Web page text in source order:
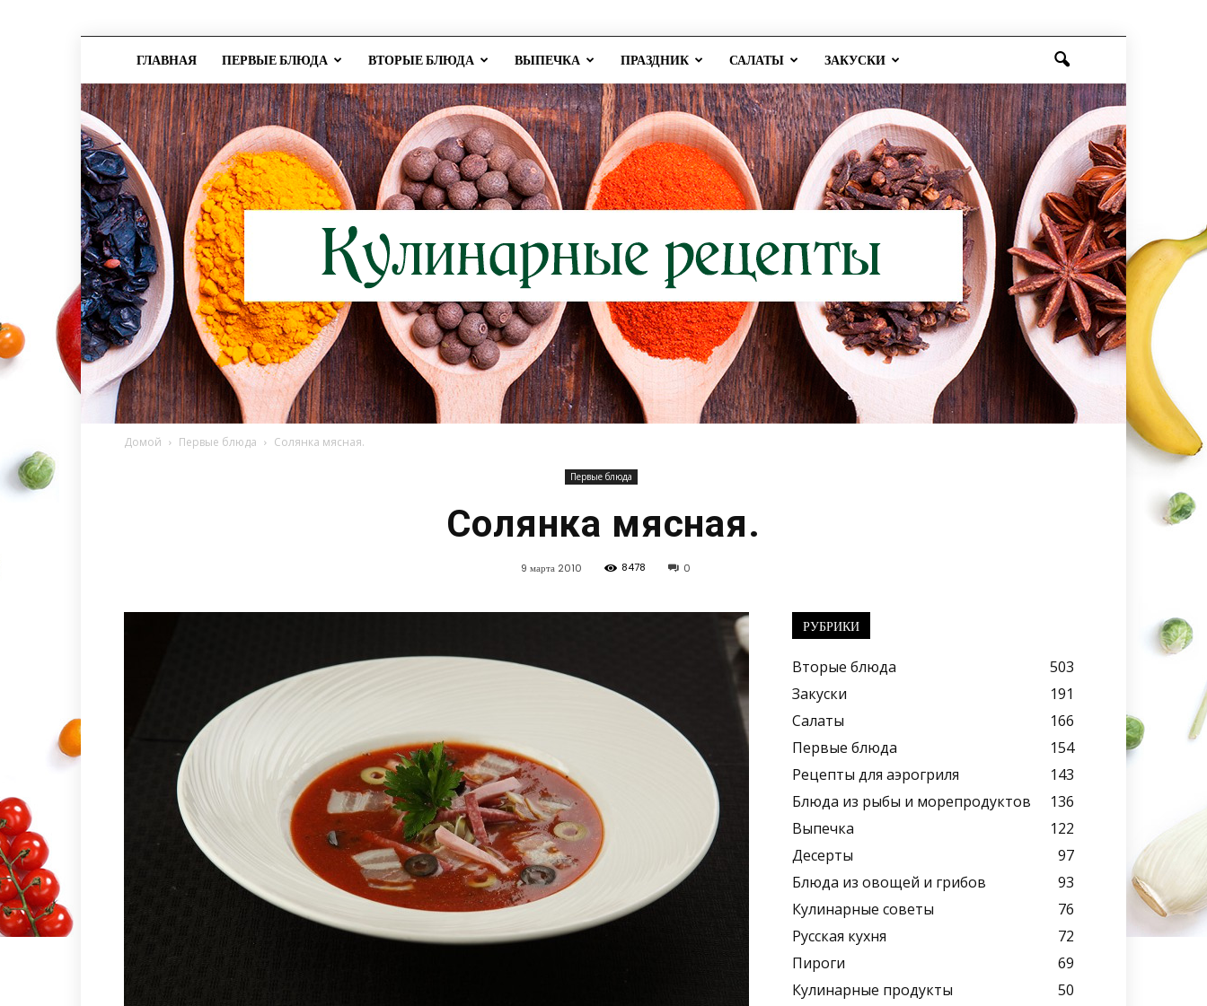
ГЛАВНАЯ ПЕРВЫЕ БЛЮДА ВТОРЫЕ БЛЮДА ВЫПЕЧКА ПРАЗДНИК САЛАТЫ ЗАКУСКИ
блюда
Домой Первые блюда Солянка мясная.
Первые блюда
Солянка мясная.
9 марта 2010 8478 0
РУБРИКИ
Вторые блюда
503
Закуски
191
Салаты
166
Первые блюда
154
Рецепты для аэрогриля
143
Блюда из рыбы и морепродуктов
136
Выпечка
122
Десерты
97
Блюда из овощей и грибов
93
Кулинарные советы
76
Русская кухня
72
Пироги
69
Кулинарные продукты
50